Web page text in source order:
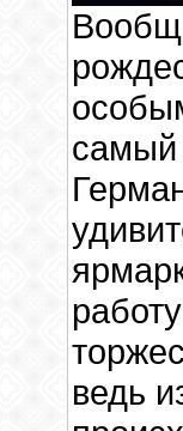
самый
ведь